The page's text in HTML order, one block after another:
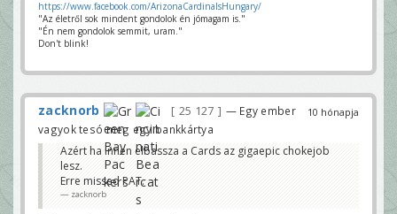
https://www.facebook.com/ArizonaCardinalsHungary/
"Az életről sok mindent gondolok én jómagam is."
"Én nem gondolok semmit, uram."
Don't blink!
10 hónapja
zacknorb 25 127
— Egy ember
vagyok tesó meg egy bankkártya
Azért ha innen elbassza a Cards az gigaepic chokejob
lesz.
Erre missed PAT.
zacknorb